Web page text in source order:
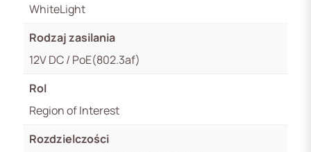
WhiteLight
Rodzaj zasilania
12V DC / PoE(802.3af)
RoI
Region of Interest
Rozdzielczości